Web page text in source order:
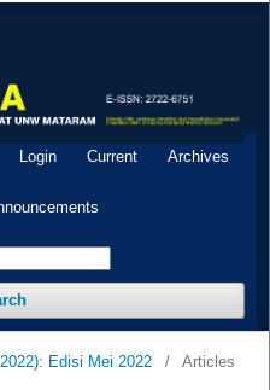
Login Current Archives
Edisi Mei 2022 / Articles